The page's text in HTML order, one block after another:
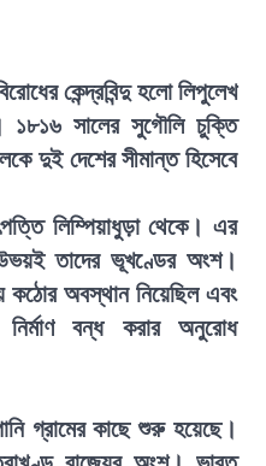
কেন্দ্রবিন্দু হলো লিপুলেখ
১৮১৬ সালের সুগৌলি চুক্তি
দুই দেশের সীমান্ত হিসেবে
লিম্পিয়াধুড়া থেকে। এর
তাদের ভূখণ্ডের অংশ।
কঠোর অবস্থান নিয়েছিল এবং
বন্ধ করার অনুরোধ
গ্রামের কাছে শুরু হয়েছে।